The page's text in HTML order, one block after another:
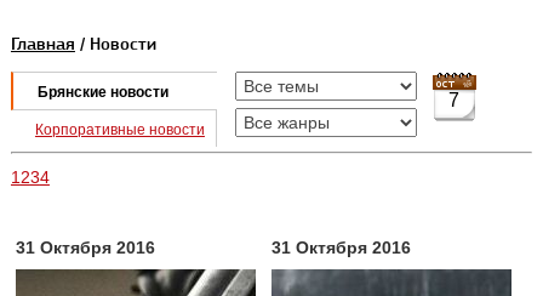
Главная / Новости
Брянские новости
Корпоративные новости
7
1 234
31 Октября 2016 31 Октября 2016